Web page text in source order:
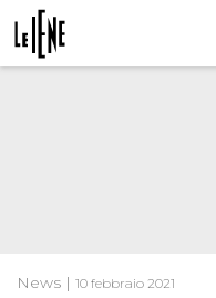
News | 10 febbraio 2021